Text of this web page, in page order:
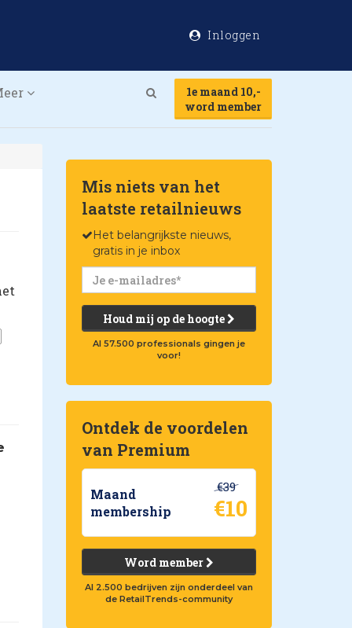
Inloggen
1e maand 10,-
word member
Mis niets van het
laatste retailnieuws
Het belangrijkste nieuws,
gratis in je inbox
Houd mij op de hoogte
Al 57.500 professionals gingen je
voor!
Ontdek de voordelen
van Premium
Maand
membership
€39
€10
Word member
Al 2.500 bedrijven zijn onderdeel van
de RetailTrends-community